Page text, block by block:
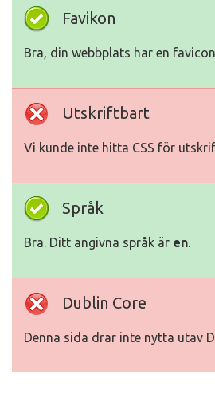
Favikon
Bra, din webbplats har en
Utskriftbart
Vi kunde inte hitta CSS för
Språk
Bra. Ditt angivna språk är en.
Dublin Core
Denna sida drar inte nytta utav